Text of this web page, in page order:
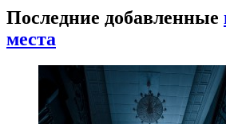
Последние добавленные
места